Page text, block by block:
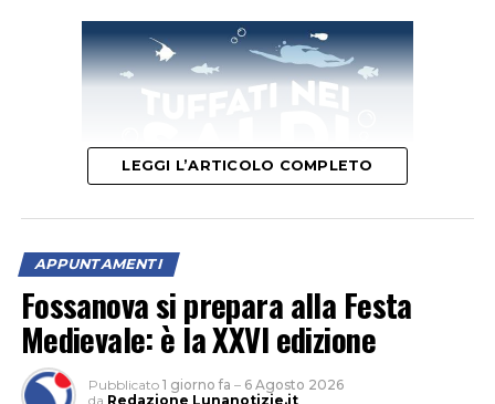
Il primo appuntamento del weekend è quello di domani,
sabato 8 agosto, quando la festa si aprirà con un
momento dedicato alla cultura. Protagonista sarà la
presentazione del libro“Percorsi incerti. Vite di madri
LEGGI L’ARTICOLO COMPLETO
APPUNTAMENTI
Fossanova si prepara alla Festa
Medievale: è la XXVI edizione
Pubblicato 1 giorno fa – 6 Agosto 2026
da Redazione Lunanotizie.it